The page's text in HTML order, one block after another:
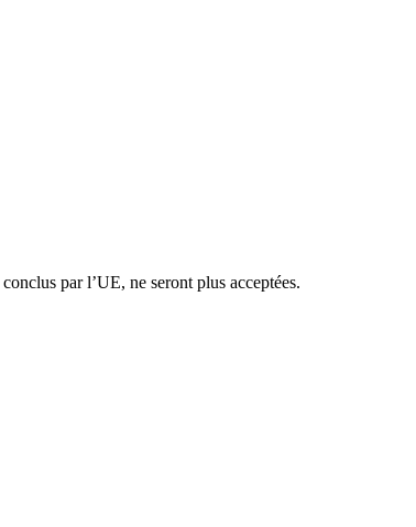
conclus par l’UE, ne seront plus acceptées.